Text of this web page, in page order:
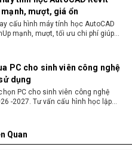
dụng
PC cho sinh viên công nghệ
-2027. Tư vấn cấu hình học lập
mua laptop hay PC ?
mua laptop hay PC? Đây là băn
tân sinh viên khi chọn máy học
phân tích để chọn thiết bị chuẩn
Viên 15–20 Triệu 2026: Cấu
Tiền?
Quan